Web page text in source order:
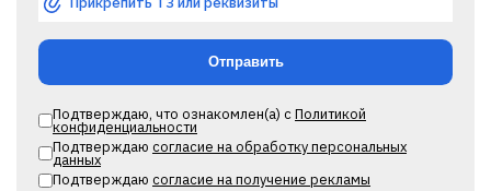
Подтверждаю, что ознакомлен(а) сПолитикой
конфиденциальности
Подтверждаю согласие на обработку персональных
данных
Подтверждаю согласие на получение рекламы